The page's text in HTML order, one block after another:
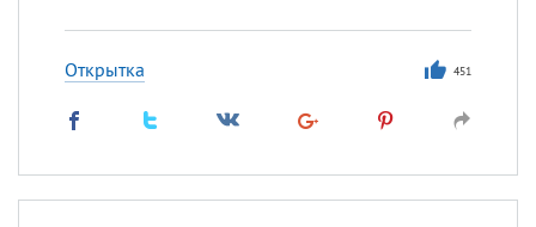
Открытка 451